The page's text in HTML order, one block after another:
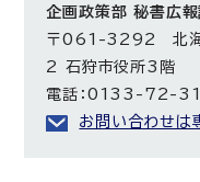
企画政策部 秘書広報
〒061-3292 北海
2 石狩市役所3階
電話：0133-72-
お問い合わせは